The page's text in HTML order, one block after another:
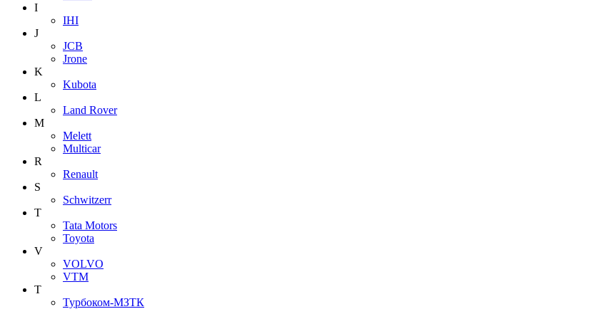
I
IHI
J
JCB
Jrone
K
Kubota
L
Land Rover
M
Melett
Multicar
R
Renault
S
Schwitzerr
T
Tata Motors
Toyota
V
VOLVO
VTM
Т
Турбоком-МЗТК